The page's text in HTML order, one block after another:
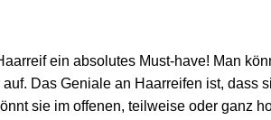
ein absolutes Must-have! Man
Das Geniale an Haarreifen ist,
sie im offenen, teilweise oder ganz